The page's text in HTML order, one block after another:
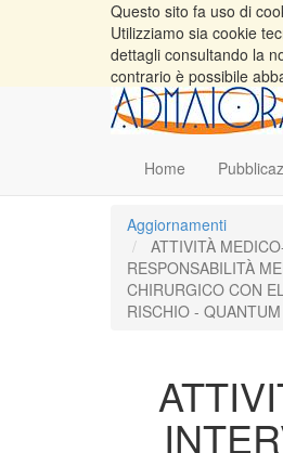
Questo sito fa uso di
Utilizziamo sia cookie
dettagli consultando la
contrario è possibile
Home
Aggiornamenti
ATTIVITÀ
RESPONSABILITÀ
CHIRURGICO CON
RISCHIO -